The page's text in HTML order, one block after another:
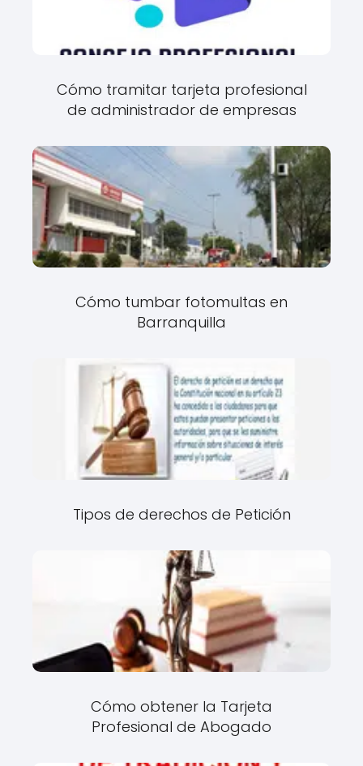
Cómo tramitar tarjeta profesional
de administrador de empresas
Cómo tumbar fotomultas en
Barranquilla
Tipos de derechos de Petición
Cómo obtener la Tarjeta
Profesional de Abogado